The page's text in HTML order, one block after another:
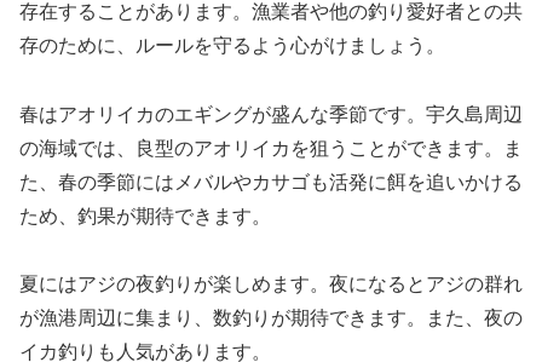
存在することがあります。漁業者や他の釣り愛好者との共
存のために、ルールを守るよう心がけましょう。
春はアオリイカのエギングが盛んな季節です。宇久島周辺
の海域では、良型のアオリイカを狙うことができます。ま
た、春の季節にはメバルやカサゴも活発に餌を追いかける
ため、釣果が期待できます。
夏にはアジの夜釣りが楽しめます。夜になるとアジの群れ
が漁港周辺に集まり、数釣りが期待できます。また、夜の
イカ釣りも人気があります。